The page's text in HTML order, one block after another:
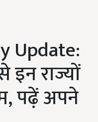
Update:
राज्यों
पढ़ें अपने